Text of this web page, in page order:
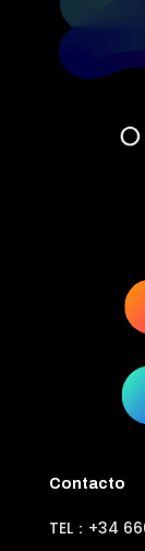
Contacto
TEL：+34